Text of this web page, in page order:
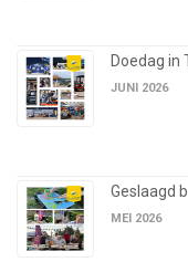
Doedag in
JUNI 2026
Geslaagd
MEI 2026